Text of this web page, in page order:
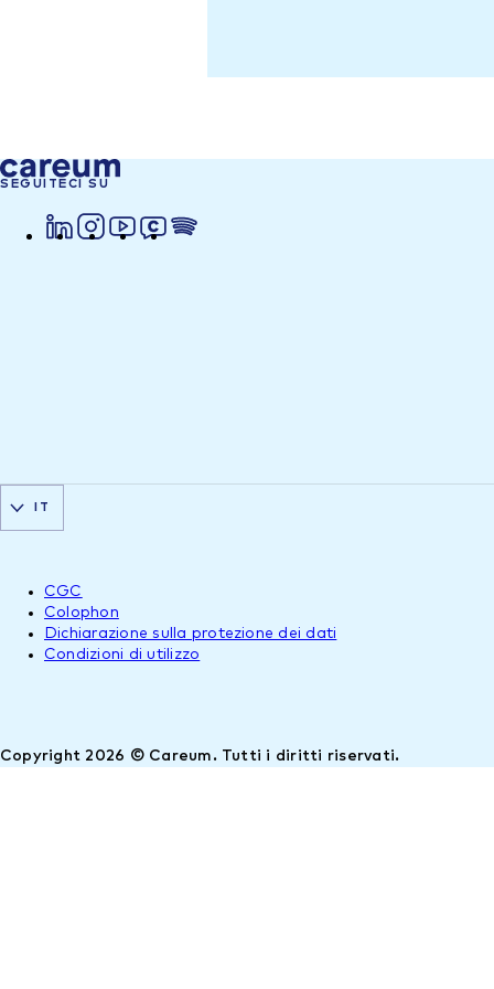
SEGUITECI SU
Copyright 2026 © Careum. Tutti i diritti riservati.
CGC
Colophon
Dichiarazione sulla protezione dei dati
Condizioni di utilizzo
IT